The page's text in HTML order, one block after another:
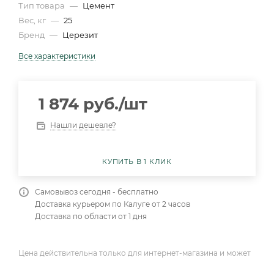
Тип товара — Цемент
Вес, кг — 25
Бренд — Церезит
Все характеристики
1 874 руб./шт
Нашли дешевле?
КУПИТЬ В 1 КЛИК
Самовывоз сегодня - бесплатно
Доставка курьером по Калуге от 2 часов
Доставка по области от 1 дня
Цена действительна только для интернет-магазина и может